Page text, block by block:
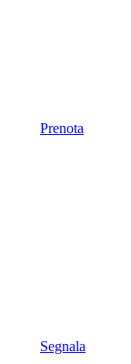
Prenota
Segnala